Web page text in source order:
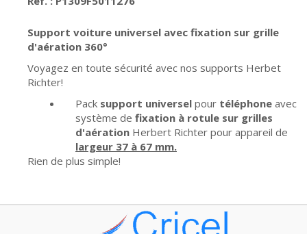
Support voiture universel avec fixation sur grille
d'aération 360°
Voyagez en toute sécurité avec nos supports Herbet
Richter!
Pack support universel pour téléphone avec
système de fixation à rotule sur grilles
d'aération Herbert Richter pour appareil de
largeur 37 à 67 mm.
Rien de plus simple!